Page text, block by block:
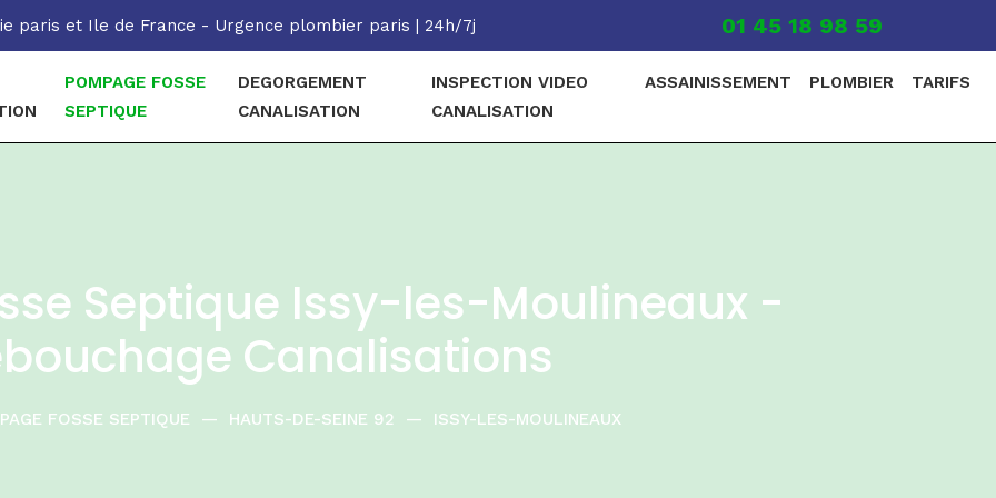
paris et Ile de France - Urgence plombier paris | 24h/7j 01 45 18 98 59
POMPAGE FOSSE
SEPTIQUE
DEGORGEMENT
CANALISATION
INSPECTION VIDEO
CANALISATION
ASSAINISSEMENT PLOMBIER TARIFS
Septique Issy-les-Moulineaux -
Canalisations
FOSSE SEPTIQUE — HAUTS-DE-SEINE 92 — ISSY-LES-MOULINEAUX